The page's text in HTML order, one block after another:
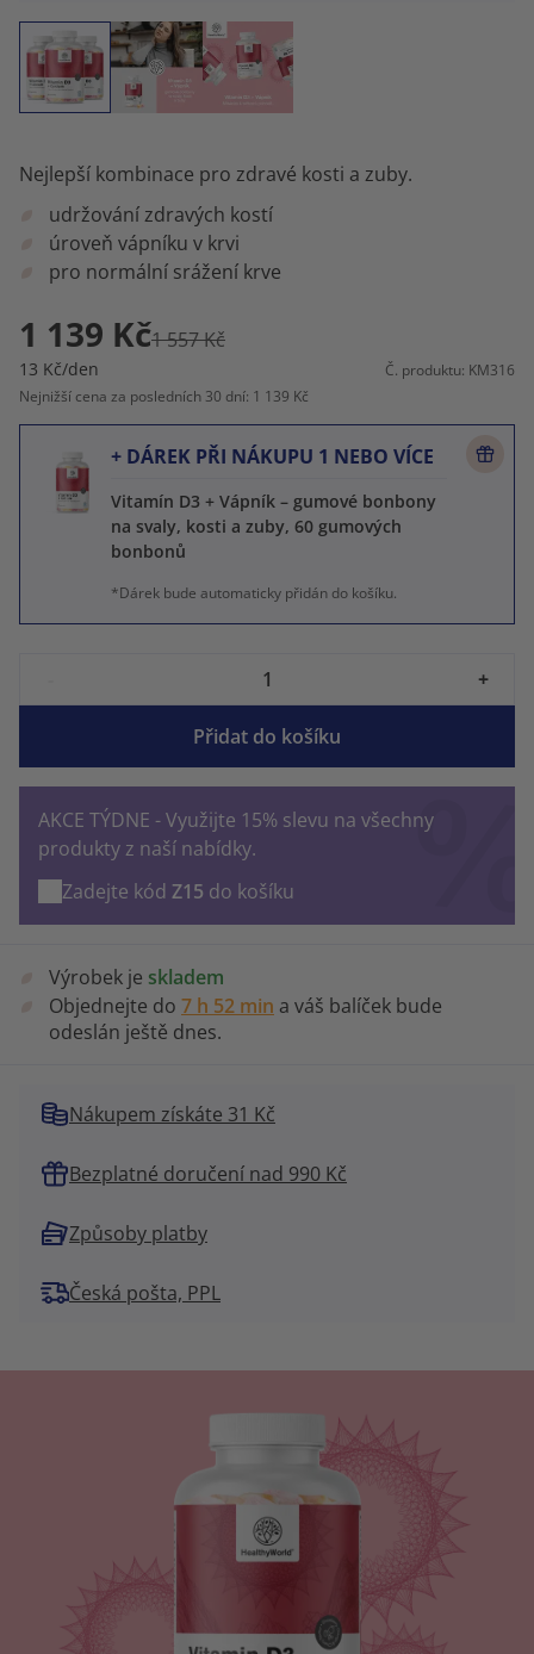
Nejlepší kombinace pro zdravé kosti a zuby.
udržování zdravých kostí
úroveň vápníku v krvi
pro normální srážení krve
1 139 Kč1 557 Kč
13 Kč/den
Č. produktu: KM316
Nejnižší cena za posledních 30 dní: 1 139 Kč
+ DÁREK PŘI NÁKUPU 1 NEBO VÍCE
Vitamín D3 + Vápník – gumové bonbony
na svaly, kosti a zuby, 60 gumových
bonbonů
*Dárek bude automaticky přidán do košíku.
+
Přidat do košíku
AKCE TÝDNE - Využijte 15% slevu na všechny
produkty z naší nabídky.
Zadejte kód Z15 do košíku
Výrobek je skladem
Objednejte do 7 h 52 min a váš balíček bude
odeslán ještě dnes.
Nákupem získáte 31 Kč
Bezplatné doručení nad 990 Kč
Způsoby platby
Česká pošta, PPL